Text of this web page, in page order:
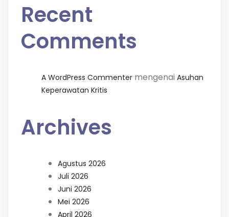
Recent
Comments
A WordPress Commenter mengenai Asuhan
Keperawatan Kritis
Archives
Agustus 2026
Juli 2026
Juni 2026
Mei 2026
April 2026